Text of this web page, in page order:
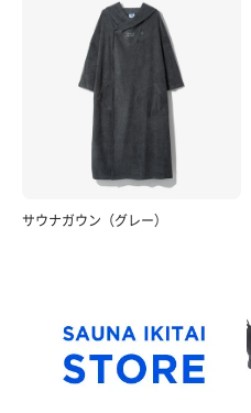
サウナガウン（グレー）